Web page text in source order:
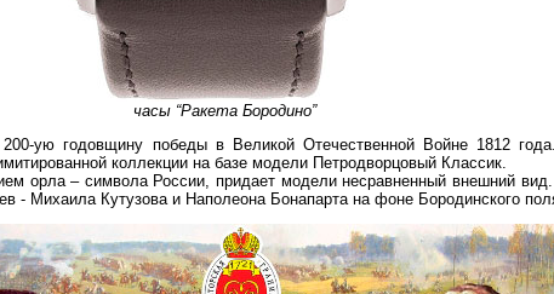
часы “Ракета Бородино”
ую годовщину победы в Великой Отечественной Войне 1812
коллекции на базе модели Петродворцовый Классик.
орла – символа России, придает модели несравненный внешний
- Михаила Кутузова и Наполеона Бонапарта на фоне Бородинского